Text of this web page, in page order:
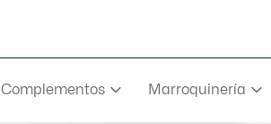
Complementos Marroquinería